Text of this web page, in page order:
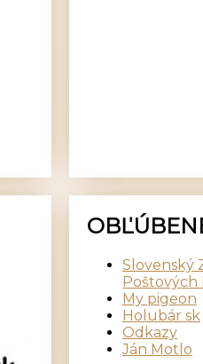
Slovenský
Poštových
My pigeon
Holubár sk
Odkazy
Ján Motlo